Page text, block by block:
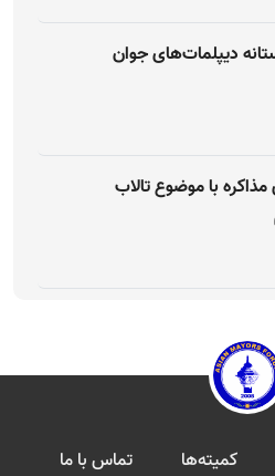
دیپلمات‌های جوان
با موضوع تالاب
کمیته‌ها تماس با ما